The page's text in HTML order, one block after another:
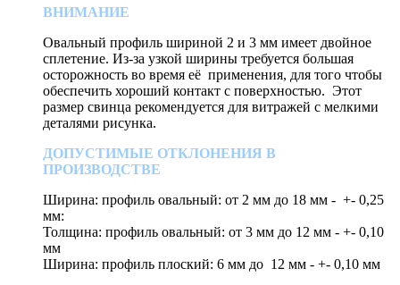
ВНИМАНИЕ
Овальный профиль шириной 2 и 3 мм имеет двойное
сплетение. Из-за узкой ширины требуется большая
осторожность во время её применения, для того чтобы
обеспечить хороший контакт с поверхностью. Этот
размер свинца рекомендуется для витражей с мелкими
деталями рисунка.
ДОПУСТИМЫЕ ОТКЛОНЕНИЯ В
ПРОИЗВОДСТВЕ
Ширина: профиль овальный: oт 2 мм дo 18 мм - +- 0,25
мм:
Толщина: профиль овальный: oт 3 мм дo 12 мм - +- 0,10
мм
Ширина: профиль плоский: 6 мм дo 12 мм - +- 0,10 мм